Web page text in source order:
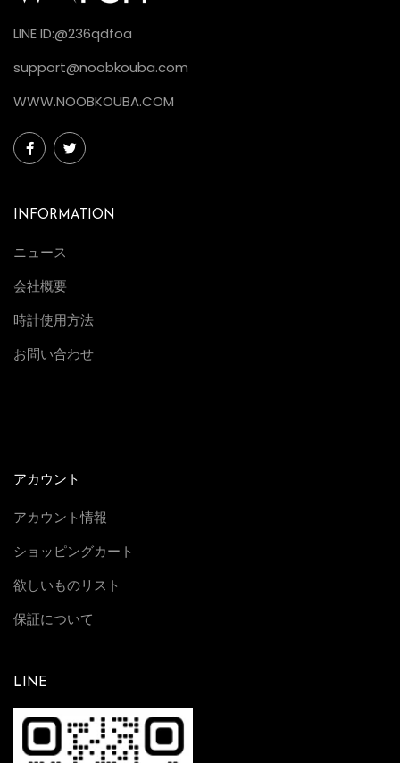
LINE ID:@236qdfoa
support@noobkouba.com
WWW.NOOBKOUBA.COM
INFORMATION
ニュース
会社概要
時計使用方法
お問い合わせ
アカウント
アカウント情報
ショッピングカート
欲しいものリスト
保証について
LINE